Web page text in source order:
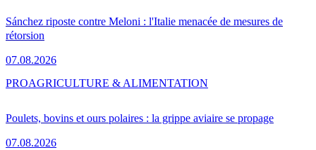
Sánchez riposte contre Meloni : l'Italie menacée de mesures de
rétorsion
07.08.2026
Poulets, bovins et ours polaires : la grippe aviaire se propage
07.08.2026
PROAGRICULTURE & ALIMENTATION